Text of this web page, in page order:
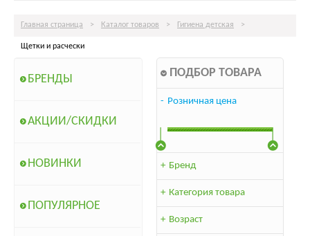
Главная страница > Каталог товаров > Гигиена детская >
Щетки и расчески
БРЕНДЫ
АКЦИИ/СКИДКИ
НОВИНКИ
ПОПУЛЯРНОЕ
ПОДБОР ТОВАРА
- Розничная цена
+ Бренд
+ Категория товара
+ Возраст